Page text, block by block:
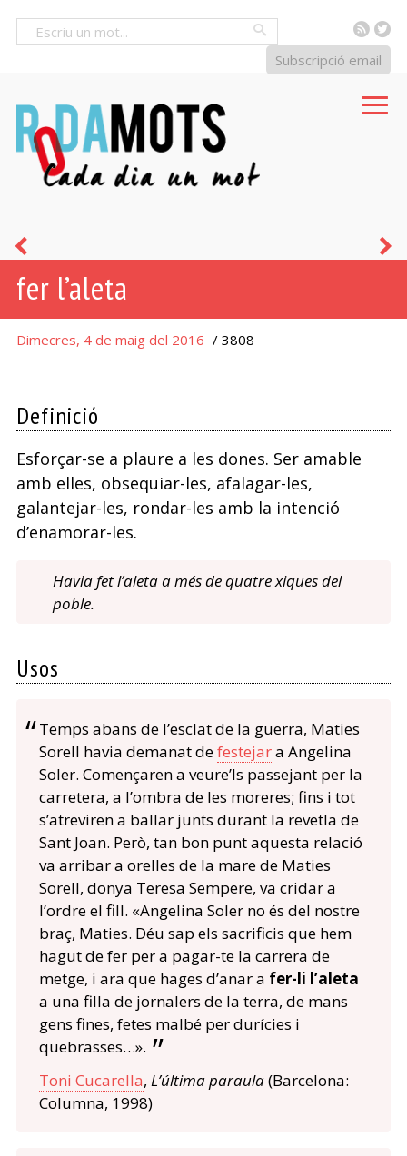
RSS
Subscripció email
fer l’aleta
Dimecres, 4 de maig del 2016 / 3808
Definició
Esforçar-se a plaure a les dones. Ser amable
amb elles, obsequiar-les, afalagar-les,
galantejar-les, rondar-les amb la intenció
d’enamorar-les.
Havia fet l’aleta a més de quatre xiques del
poble.
Usos
Temps abans de l’esclat de la guerra, Maties
Sorell havia demanat defestejara Angelina
Soler. Començaren a veure’ls passejant per la
carretera, a l’ombra de les moreres; fins i tot
s’atreviren a ballar junts durant la revetla de
Sant Joan. Però, tan bon punt aquesta relació
va arribar a orelles de la mare de Maties
Sorell, donya Teresa Sempere, va cridar a
l’ordre el fill. «Angelina Soler no és del nostre
braç, Maties. Déu sap els sacrificis que hem
hagut de fer per a pagar-te la carrera de
metge, i ara que hages d’anar a fer-li l’aleta
a una filla de jornalers de la terra, de mans
gens fines, fetes malbé per durícies i
quebrasses…».
Toni Cucarella, L’última paraula(Barcelona:
Columna, 1998)
amor
cortès